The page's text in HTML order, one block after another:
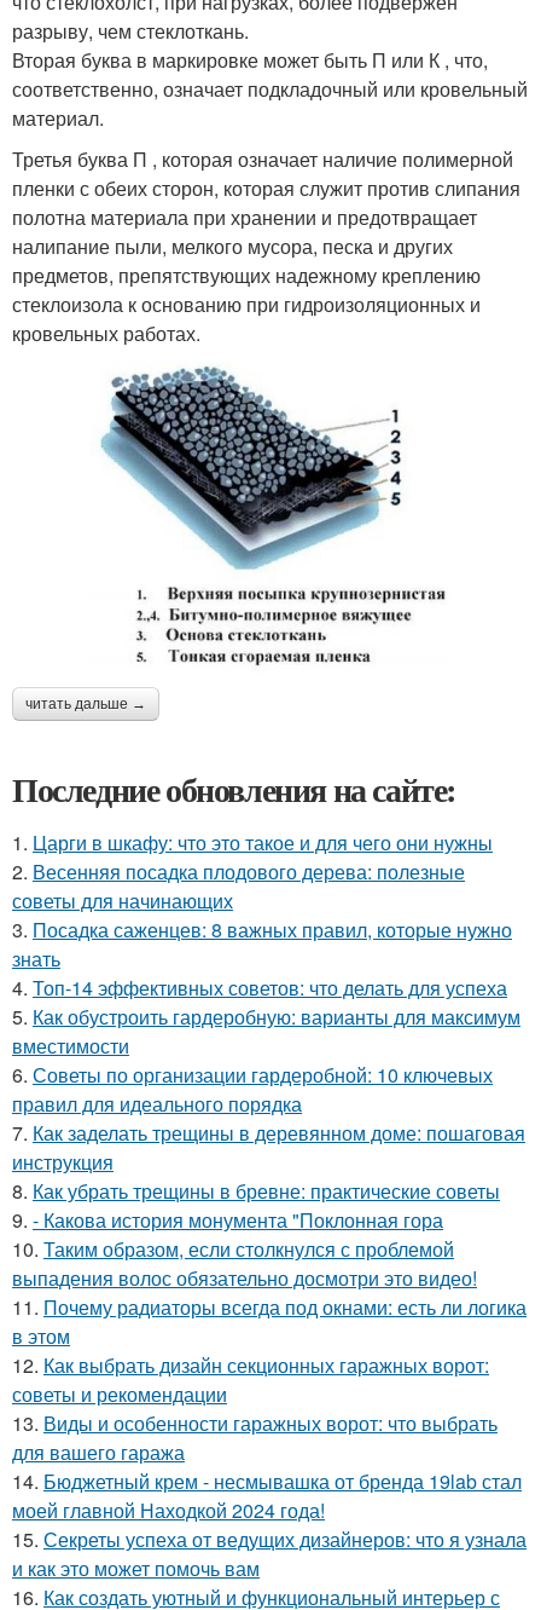
разрыву, чем стеклоткань.
Вторая буква в маркировке может быть П или К , что,
соответственно, означает подкладочный или кровельный
материал.
Третья буква П , которая означает наличие полимерной
пленки с обеих сторон, которая служит против слипания
полотна материала при хранении и предотвращает
налипание пыли, мелкого мусора, песка и других
предметов, препятствующих надежному креплению
стеклоизола к основанию при гидроизоляционных и
кровельных работах.
читать дальше →
Последние обновления на сайте:
1. Царги в шкафу: что это такое и для чего они нужны
2. Весенняя посадка плодового дерева: полезные
советы для начинающих
3. Посадка саженцев: 8 важных правил, которые нужно
знать
4. Топ-14 эффективных советов: что делать для успеха
5. Как обустроить гардеробную: варианты для максимум
вместимости
6. Советы по организации гардеробной: 10 ключевых
правил для идеального порядка
7. Как заделать трещины в деревянном доме: пошаговая
инструкция
8. Как убрать трещины в бревне: практические советы
9. - Какова история монумента "Поклонная гора
10. Таким образом, если столкнулся с проблемой
выпадения волос обязательно досмотри это видео!
11. Почему радиаторы всегда под окнами: есть ли логика
в этом
12. Как выбрать дизайн секционных гаражных ворот:
советы и рекомендации
13. Виды и особенности гаражных ворот: что выбрать
для вашего гаража
14. Бюджетный крем - несмывашка от бренда 19lab стал
моей главной Находкой 2024 года!
15. Секреты успеха от ведущих дизайнеров: что я узнала
и как это может помочь вам
16. Как создать уютный и функциональный интерьер с